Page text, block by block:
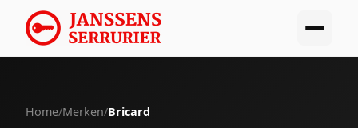
Home/Merken/Bricard